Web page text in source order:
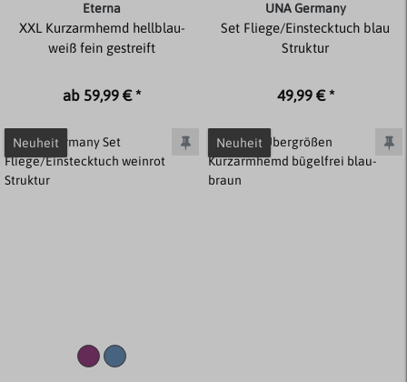
Eterna
XXL Kurzarmhemd hellblau-
weiß fein gestreift
ab 59,99 € *
UNA Germany
Set Fliege/Einstecktuch blau
Struktur
49,99 € *
Neuheit Neuheit